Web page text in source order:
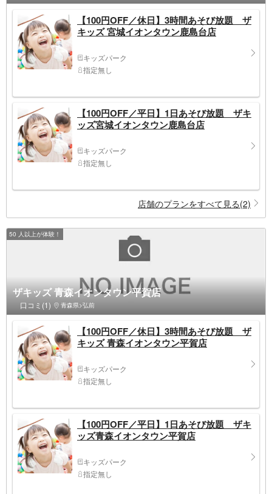
【100円OFF／休日】3時間あそび放題 ザ
キッズ 宮城イオンタウン鹿島台店
キッズパーク
指定無し
【100円OFF／平日】1日あそび放題 ザキ
ッズ宮城イオンタウン鹿島台店
キッズパーク
指定無し
店舗のプランをすべて見る(2)
50 人以上が体験！
ザキッズ 青森イオンタウン平賀店
口コミ(1) 青森県>弘前
【100円OFF／休日】3時間あそび放題 ザ
キッズ 青森イオンタウン平賀店
キッズパーク
指定無し
【100円OFF／平日】1日あそび放題 ザキ
ッズ青森イオンタウン平賀店
キッズパーク
指定無し